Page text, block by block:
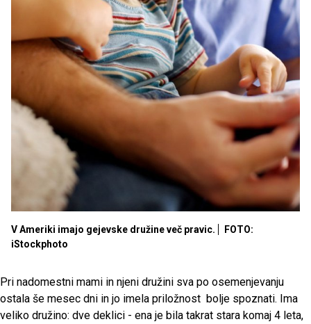
V Ameriki imajo gejevske družine več pravic.
FOTO:
iStockphoto
Pri nadomestni mami in njeni družini sva po osemenjevanju
ostala še mesec dni in jo imela priložnost bolje spoznati. Ima
veliko družino: dve deklici - ena je bila takrat stara komaj 4 leta,